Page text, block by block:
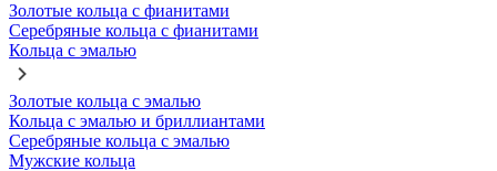
Золотые кольца с фианитами
Серебряные кольца с фианитами
Кольца с эмалью
Золотые кольца с эмалью
Кольца с эмалью и бриллиантами
Серебряные кольца с эмалью
Мужские кольца